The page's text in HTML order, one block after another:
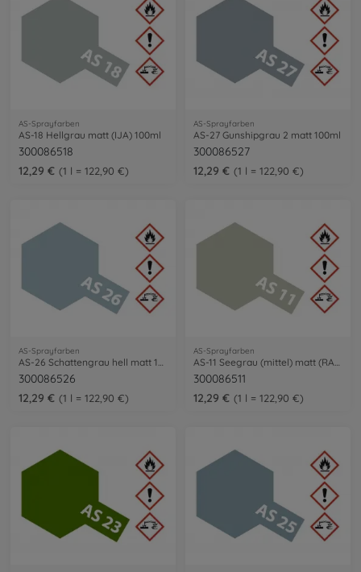
AS-Sprayfarben
AS-18 Hellgrau matt (IJA) 100ml
300086518
12,29 €
1 l = 122,90 €
AS-Sprayfarben
AS-27 Gunshipgrau 2 matt 100ml
300086527
12,29 €
1 l = 122,90 €
AS-Sprayfarben
AS-26 Schattengrau hell matt 100ml
300086526
12,29 €
1 l = 122,90 €
AS-Sprayfarben
AS-11 Seegrau (mittel) matt (RAF) 100ml
300086511
12,29 €
1 l = 122,90 €